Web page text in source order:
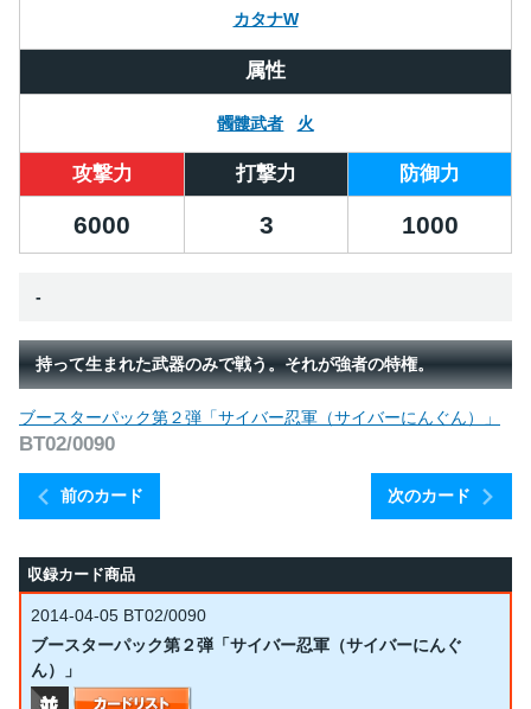
カタナW
属性
髑髏武者 火
攻撃力 打撃力 防御力
6000 3 1000
-
持って生まれた武器のみで戦う。それが強者の特権。
前のカード
ブースターパック第２弾「サイバー忍軍（サイバーにんぐん）」
BT02/0090
次のカード
収録カード商品
2014-04-05 BT02/0090
ブースターパック第２弾「サイバー忍軍（サイバーにんぐ
ん）」